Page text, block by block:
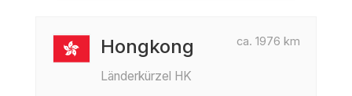
ca. 1976 km
Hongkong
Länderkürzel HK